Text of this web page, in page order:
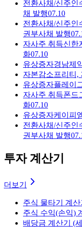
전환사채/신주인
채 발행07.10
전환사채/신주인
권부사채 발행
자사주 취득신한
화07.10
유상증자경남제
자본감소프리티,
유상증자플레이
자사주 취득폰드
화07.10
유상증자케이피
전환사채/신주인
권부사채 발행
투자 계산기
더보기
주식 물타기 계산
주식 수익(손익)
배당금 계산기 (